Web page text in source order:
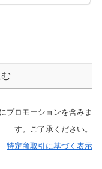
...
プロモーションを含みま
す。ご了承ください。
特定商取引に基づく表示